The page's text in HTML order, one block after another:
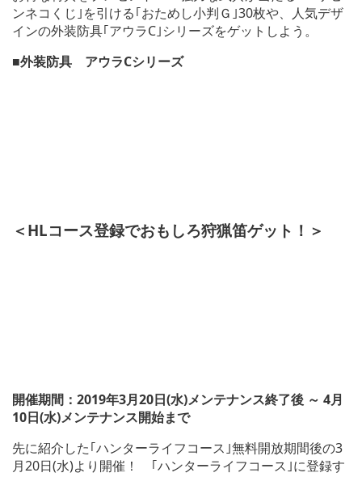
ンネコくじ｣を引ける｢おためし小判Ｇ｣30枚や、人気デザ
インの外装防具｢アウラC｣シリーズをゲットしよう。
■外装防具 アウラCシリーズ
＜HLコース登録でおもしろ狩猟笛ゲット！＞
開催期間：2019年3月20日(水)メンテナンス終了後 ～ 4月
10日(水)メンテナンス開始まで
先に紹介した｢ハンターライフコース｣無料開放期間後の3
月20日(水)より開催！ ｢ハンターライフコース｣に登録す